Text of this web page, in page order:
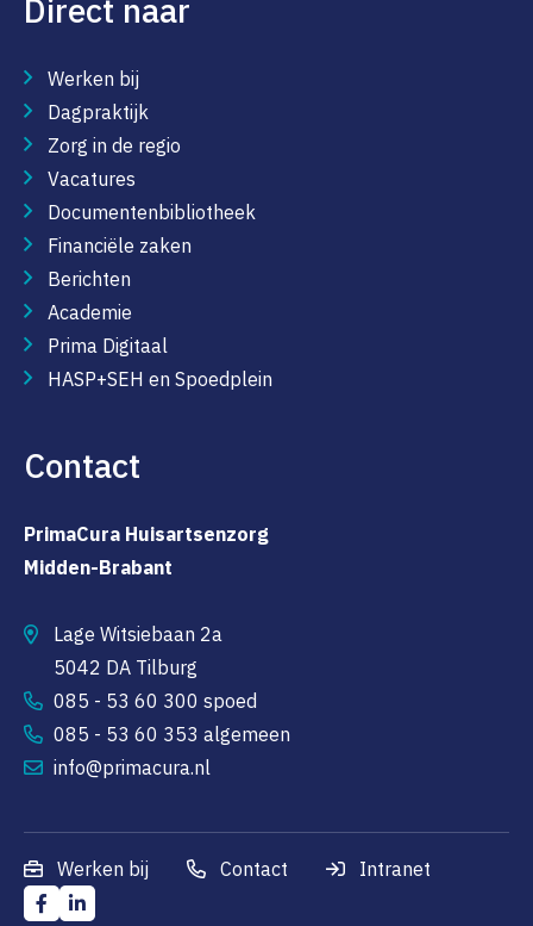
Direct naar
Werken bij
Dagpraktijk
Zorg in de regio
Vacatures
Documentenbibliotheek
Financiële zaken
Berichten
Academie
Prima Digitaal
HASP+SEH en Spoedplein
Contact
PrimaCura Huisartsenzorg
Midden-Brabant
Lage Witsiebaan 2a
5042 DA Tilburg
085 - 53 60 300 spoed
085 - 53 60 353 algemeen
info@primacura.nl
Werken bij Contact Intranet